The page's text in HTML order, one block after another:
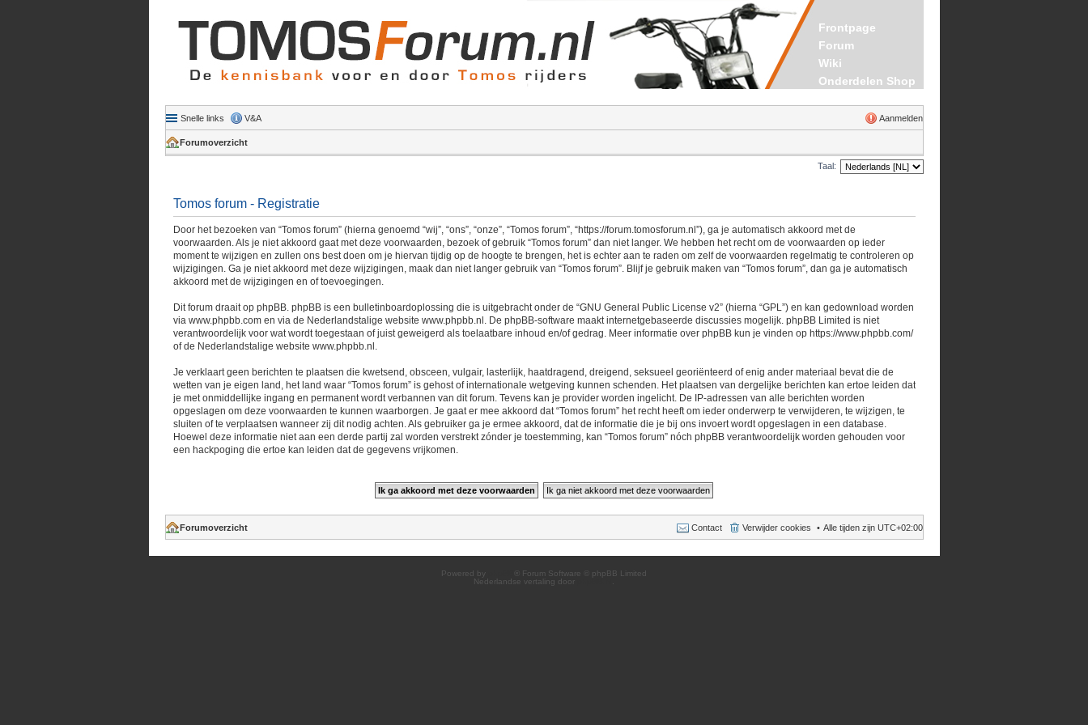
Frontpage
Forum
Wiki
Onderdelen Shop
Snelle links V&A Aanmelden
Forumoverzicht
Taal:
Tomos forum - Registratie
Door het bezoeken van “Tomos forum” (hierna genoemd “wij”, “ons”, “onze”, “Tomos forum”, “https://forum.tomosforum.nl”), ga je automatisch akkoord met de
voorwaarden. Als je niet akkoord gaat met deze voorwaarden, bezoek of gebruik “Tomos forum” dan niet langer. We hebben het recht om de voorwaarden op ieder
moment te wijzigen en zullen ons best doen om je hiervan tijdig op de hoogte te brengen, het is echter aan te raden om zelf de voorwaarden regelmatig te controleren op
wijzigingen. Ga je niet akkoord met deze wijzigingen, maak dan niet langer gebruik van “Tomos forum”. Blijf je gebruik maken van “Tomos forum”, dan ga je automatisch
akkoord met de wijzigingen en of toevoegingen.
Dit forum draait op phpBB. phpBB is een bulletinboardoplossing die is uitgebracht onder de “GNU General Public License v2” (hierna “GPL”) en kan gedownload worden
via www.phpbb.comen via de Nederlandstalige website www.phpbb.nl . De phpBB-software maakt internetgebaseerde discussies mogelijk. phpBB Limited is niet
verantwoordelijk voor wat wordt toegestaan of juist geweigerd als toelaatbare inhoud en/of gedrag. Meer informatie over phpBB kun je vinden op https://www.phpbb.com/
of de Nederlandstalige website www.phpbb.nl
Je verklaart geen berichten te plaatsen die kwetsend, obsceen, vulgair, lasterlijk, haatdragend, dreigend, seksueel georiënteerd of enig ander materiaal bevat die de
wetten van je eigen land, het land waar “Tomos forum” is gehost of internationale wetgeving kunnen schenden. Het plaatsen van dergelijke berichten kan ertoe leiden dat
je met onmiddellijke ingang en permanent wordt verbannen van dit forum. Tevens kan je provider worden ingelicht. De IP-adressen van alle berichten worden
opgeslagen om deze voorwaarden te kunnen waarborgen. Je gaat er mee akkoord dat “Tomos forum” het recht heeft om ieder onderwerp te verwijderen, te wijzigen, te
sluiten of te verplaatsen wanneer zij dit nodig achten. Als gebruiker ga je ermee akkoord, dat de informatie die je bij ons invoert wordt opgeslagen in een database.
Hoewel deze informatie niet aan een derde partij zal worden verstrekt zónder je toestemming, kan “Tomos forum” nóch phpBB verantwoordelijk worden gehouden voor
een hackpoging die ertoe kan leiden dat de gegevens vrijkomen.
Forumoverzicht Alle tijden zijn UTC+02:00
Verwijder cookies
Contact
Powered by
® Forum Software © phpBB Limited
Nederlandse vertaling door